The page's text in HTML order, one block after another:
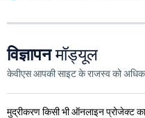
विज्ञापनमॉड्यूल
केवीएस आपकी साइट के राजस्व को
मुद्रीकरण किसी भी ऑनलाइन प्रोजेक्ट